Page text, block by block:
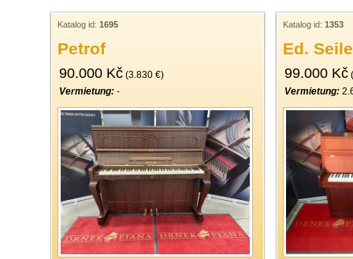
Katalog id: 1695
Petrof
90.000 Kč (3.830 €)
Vermietung: -
Katalog id: 1353
Ed.
99.000 Kč
Vermietung: